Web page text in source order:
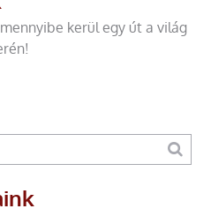
kerül egy út a világ